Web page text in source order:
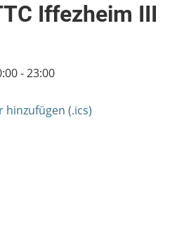
Iffezheim III
- 23:00
hinzufügen (.ics)